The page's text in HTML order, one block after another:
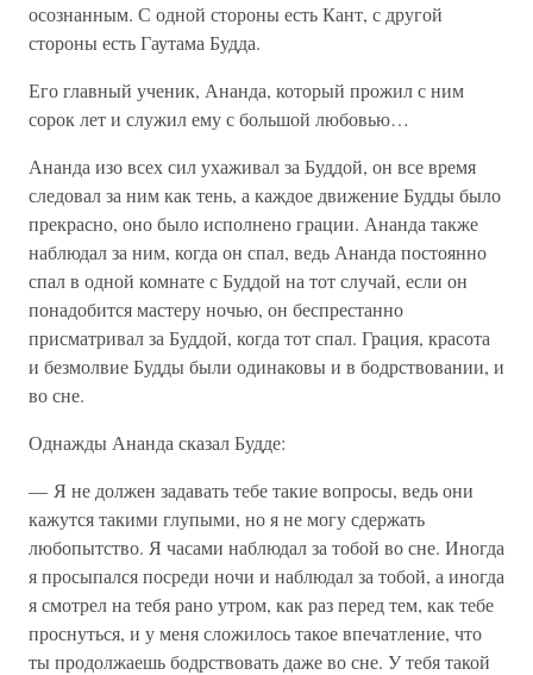
осознанным. С одной стороны есть Кант, с другой
стороны есть Гаутама Будда.
Его главный ученик, Ананда, который прожил с ним
сорок лет и служил ему с большой любовью…
Ананда изо всех сил ухаживал за Буддой, он все время
следовал за ним как тень, а каждое движение Будды было
прекрасно, оно было исполнено грации. Ананда также
наблюдал за ним, когда он спал, ведь Ананда постоянно
спал в одной комнате с Буддой на тот случай, если он
понадобится мастеру ночью, он беспрестанно
присматривал за Буддой, когда тот спал. Грация, красота
и безмолвие Будды были одинаковы и в бодрствовании, и
во сне.
Однажды Ананда сказал Будде:
— Я не должен задавать тебе такие вопросы, ведь они
кажутся такими глупыми, но я не могу сдержать
любопытство. Я часами наблюдал за тобой во сне. Иногда
я просыпался посреди ночи и наблюдал за тобой, а иногда
я смотрел на тебя рано утром, как раз перед тем, как тебе
проснуться, и у меня сложилось такое впечатление, что
ты продолжаешь бодрствовать даже во сне. У тебя такой